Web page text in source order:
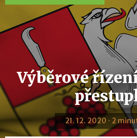
Výběrové
21. 12. 2020 · 2